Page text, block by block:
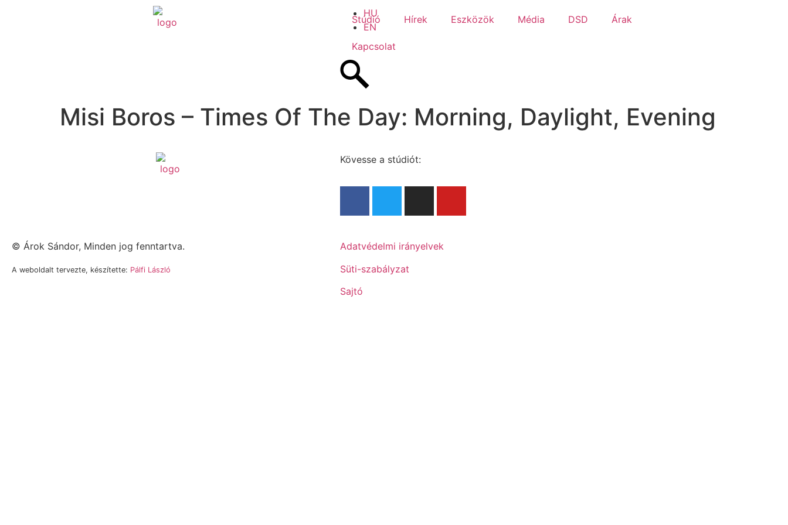
Stúdió Hírek Eszközök Média DSD Árak
Kapcsolat
HU
EN
Misi Boros – Times Of The Day: Morning, Daylight, Evening
Kövesse a stúdiót:
© Árok Sándor, Minden jog fenntartva.
A weboldalt tervezte, készítette: Pálfi László
Adatvédelmi irányelvek
Süti-szabályzat
Sajtó